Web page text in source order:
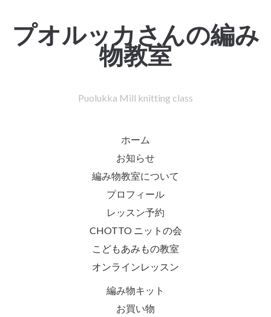
プオルッカさんの編み
物教室
Puolukka Mill knitting class
ホーム
お知らせ
編み物教室について
プロフィール
レッスン予約
CHOTTO ニットの会
こどもあみもの教室
オンラインレッスン
編み物キット
お買い物